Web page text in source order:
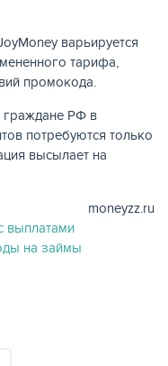
варьируется
тарифа,
промокода.
граждане РФ в
потребуются только
высылает на
moneyzz.ru
выплатами
на займы